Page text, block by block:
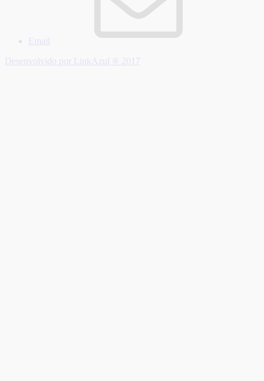
Email
Desenvolvido por LinkAzul ® 2017